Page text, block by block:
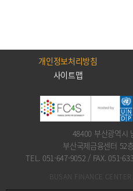
개인정보처리방침
사이트맵
48400 부산광역시
부산국제금융센터 52
TEL. 051-647-9052 / FAX. 051-
BUSAN FINANCE